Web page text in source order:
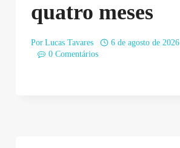
quatro meses
Por Lucas Tavares
6 de agosto de 2026
0 Comentários